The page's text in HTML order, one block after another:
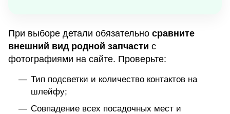
При выборе детали обязательно сравните
внешний вид родной запчасти с
фотографиями на сайте. Проверьте:
Тип подсветки и количество контактов на
шлейфу;
Совпадение всех посадочных мест и